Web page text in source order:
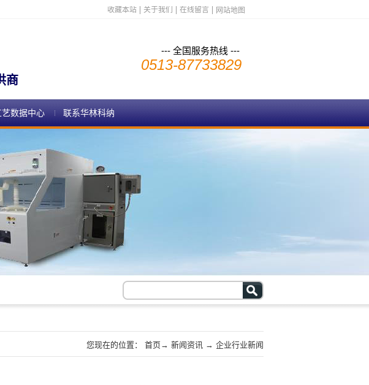
收藏本站 关于我们 在线留言 网站地图
商
--- 全国服务热线 ---
0513-87733829
艺数据中心 联系华林科纳
您现在的位置： 首页→ 新闻资讯 → 企业行业新闻